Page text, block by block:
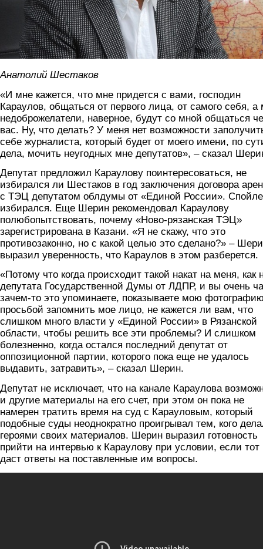
Анатолий Шестаков
«И мне кажется, что мне придется с вами, господин
Караулов, общаться от первого лица, от самого себя, а
недоброжелатели, наверное, будут со мной общаться
вас. Ну, что делать? У меня нет возможности
себе журналиста, который будет от моего имени, по
дела, мочить неугодных мне депутатов», – сказал
Депутат предложил Караулову поинтересоваться, не
избирался ли Шестаков в год заключения договора
с ТЭЦ депутатом облдумы от «Единой России».
избирался. Еще Шерин рекомендовал Караулову
полюбопытствовать, почему «Ново-рязанская ТЭЦ»
зарегистрирована в Казани. «Я не скажу, что это
противозаконно, но с какой целью это сделано?» –
выразил уверенность, что Караулов в этом разберется.
«Потому что когда происходит такой накат на меня, как
депутата Государственной Думы от ЛДПР, и вы очень
зачем-то это упоминаете, показываете мою
просьбой запомнить мое лицо, не кажется ли вам, что
слишком много власти у «Единой России» в Рязанской
области, чтобы решить все эти проблемы? И слишком
болезненно, когда остался последний депутат от
оппозиционной партии, которого пока еще не удалось
выдавить, затравить», – сказал Шерин.
Депутат не исключает, что на канале Караулова
и другие материалы на его счет, при этом он пока не
намерен тратить время на суд с Карауловым, который
подобные суды неоднократно проигрывал тем, кого
героями своих материалов. Шерин выразил готовность
прийти на интервью к Караулову при условии, если тот
даст ответы на поставленные им вопросы.